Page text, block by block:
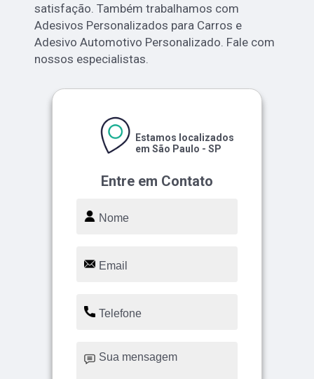
satisfação. Também trabalhamos com
Adesivos Personalizados para Carros e
Adesivo Automotivo Personalizado. Fale com
nossos especialistas.
Entre em Contato
Estamos localizados
em São Paulo - SP